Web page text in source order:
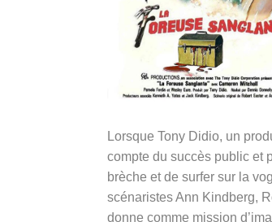
Lorsque Tony Didio, un
compte du succès public et
brèche et de surfer sur la
scénaristes Ann Kindberg,
donne comme mission